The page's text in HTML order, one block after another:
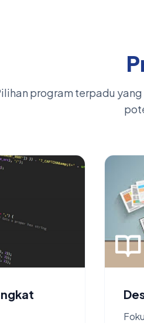
program terpadu